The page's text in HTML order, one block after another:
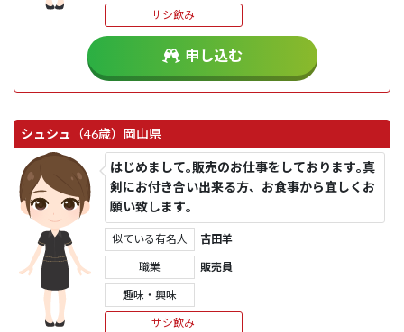
サシ飲み
申し込む
シュシュ （46歳） 岡山県
はじめまして｡販売のお仕事をしております｡真
剣にお付き合い出来る方、お食事から宜しくお
願い致します｡
似ている有名人 吉田羊
職業 販売員
趣味・興味
サシ飲み